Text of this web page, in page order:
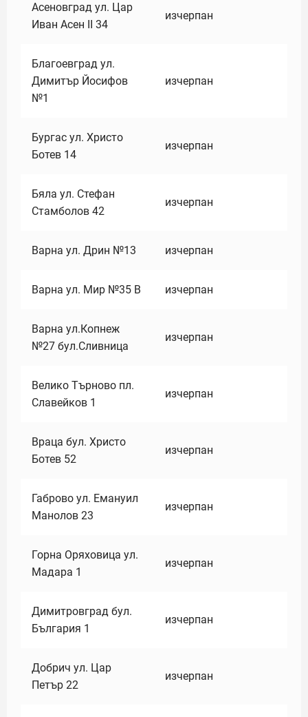
Асеновград ул. Цар
Иван Асен II 34
изчерпан
Благоевград ул.
Димитър Йосифов
№1
изчерпан
Бургас ул. Христо
Ботев 14
изчерпан
Бяла ул. Стефан
Стамболов 42
изчерпан
Варна ул. Дрин №13 изчерпан
Варна ул. Мир №35 В изчерпан
Варна ул.Копнеж
№27 бул.Сливница
изчерпан
Велико Търново пл.
Славейков 1
изчерпан
Враца бул. Христо
Ботев 52
изчерпан
Габрово ул. Емануил
Манолов 23
изчерпан
Горна Оряховица ул.
Мадара 1
изчерпан
Димитровград бул.
България 1
изчерпан
Добрич ул. Цар
Петър 22
изчерпан